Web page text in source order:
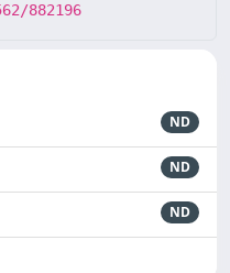
882196
ND
ND
ND